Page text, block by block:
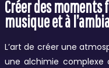
Créer des
musique et à
L’art de créer une
une alchimie complexe